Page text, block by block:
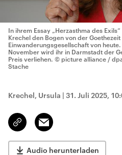
In ihrem Essay „Herzasthma des
Krechel den Bogen von der
Einwanderungsgesellschaft von heute.
November wird ihr in Darmstadt der
Preis verliehen. © picture alliance /
Stache
Krechel, Ursula | 31. Juli 2025,
Link
kopieren/teilen
Email
Audio herunterladen